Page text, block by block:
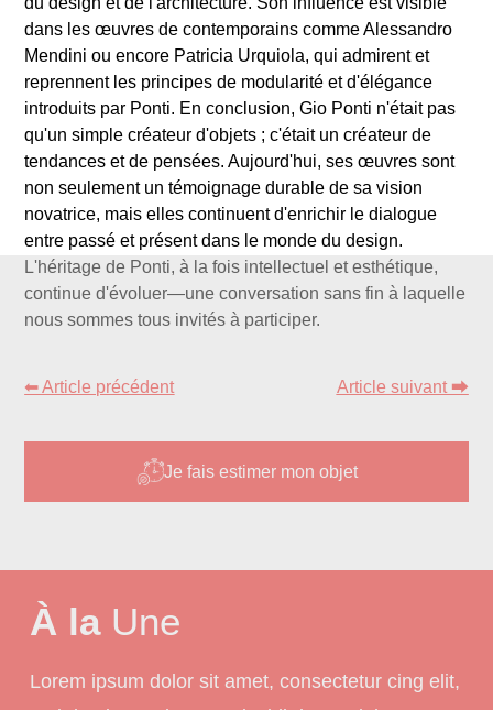
dans les œuvres de contemporains comme Alessandro
Mendini ou encore Patricia Urquiola, qui admirent et
reprennent les principes de modularité et d'élégance
introduits par Ponti. En conclusion, Gio Ponti n'était pas
qu'un simple créateur d'objets ; c'était un créateur de
tendances et de pensées. Aujourd'hui, ses œuvres sont
non seulement un témoignage durable de sa vision
novatrice, mais elles continuent d'enrichir le dialogue
entre passé et présent dans le monde du design.
L'héritage de Ponti, à la fois intellectuel et esthétique,
continue d'évoluer—une conversation sans fin à laquelle
nous sommes tous invités à participer.
⬅ Article précédent Article suivant ⮕
Je fais estimer mon objet
À laUne
Lorem ipsum dolor sit amet, consectetur cing elit,